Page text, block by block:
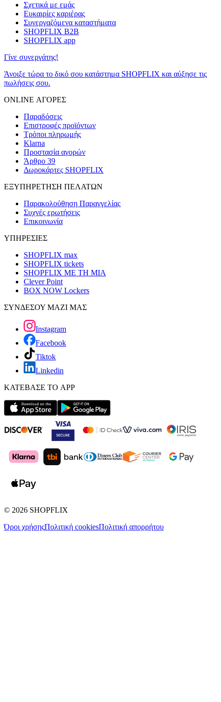
Σχετικά με εμάς
Ευκαιρίες καριέρας
Συνεργαζόμενα καταστήματα
SHOPFLIX B2B
SHOPFLIX app
Γίνε συνεργάτης!
Άνοιξε τώρα το δικό σου κατάστημα SHOPFLIX και αύξησε τις
πωλήσεις σου.
ONLINE ΑΓΟΡΕΣ
Παραδόσεις
Επιστροφές προϊόντων
Τρόποι πληρωμής
Klarna
Προστασία αγορών
Άρθρο 39
Δωροκάρτες SHOPFLIX
ΕΞΥΠΗΡΕΤΗΣΗ ΠΕΛΑΤΩΝ
Παρακολούθηση Παραγγελίας
Συχνές ερωτήσεις
Επικοινωνία
ΥΠΗΡΕΣΙΕΣ
SHOPFLIX max
SHOPFLIX tickets
SHOPFLIX ΜΕ ΤΗ ΜΙΑ
Clever Point
BOX NOW Lockers
ΣΥΝΔΕΣΟΥ ΜΑΖΙ ΜΑΣ
Instagram
Facebook
Tiktok
Linkedin
ΚΑΤΕΒΑΣΕ ΤΟ APP
© 2026 SHOPFLIX
Όροι χρήσηςΠολιτική cookiesΠολιτική απορρήτου